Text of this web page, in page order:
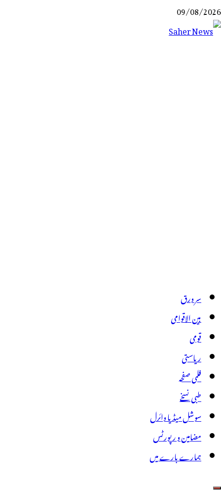
Skip
to
09/08/2026
سر ورق
بین الاقوامی
قومی
ریاستی
فلمی صفحہ
طبی نسخے
سوشل میڈیا وائرل
مضامین و رپورٹس
ہمارے بارے میں